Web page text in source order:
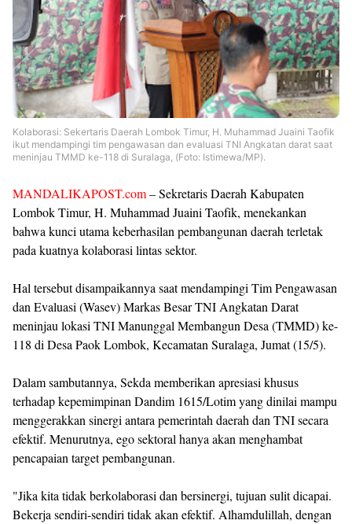
Kolaborasi: Sekertaris Daerah Lombok Timur, H. Muhammad Juaini Taofik
ikut mendampingi tim pengawasan dan evaluasi TNI Angkatan darat saat
meninjau TMMD ke-118 di Suralaga, (Foto: Istimewa/MP).
MANDALIKAPOST.com– Sekretaris Daerah Kabupaten
Lombok Timur, H. Muhammad Juaini Taofik, menekankan
bahwa kunci utama keberhasilan pembangunan daerah terletak
pada kuatnya kolaborasi lintas sektor.
Hal tersebut disampaikannya saat mendampingi Tim Pengawasan
dan Evaluasi (Wasev) Markas Besar TNI Angkatan Darat
meninjau lokasi TNI Manunggal Membangun Desa (TMMD) ke-
118 di Desa Paok Lombok, Kecamatan Suralaga, Jumat (15/5).
Dalam sambutannya, Sekda memberikan apresiasi khusus
terhadap kepemimpinan Dandim 1615/Lotim yang dinilai mampu
menggerakkan sinergi antara pemerintah daerah dan TNI secara
efektif. Menurutnya, ego sektoral hanya akan menghambat
pencapaian target pembangunan.
"Jika kita tidak berkolaborasi dan bersinergi, tujuan sulit dicapai.
Bekerja sendiri-sendiri tidak akan efektif. Alhamdulillah, dengan